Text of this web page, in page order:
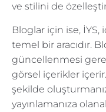
ve stilini de
Bloglar için ise,
temel bir aracıdır.
güncellenmesi
görsel içerikler
şekilde
yayınlamanıza